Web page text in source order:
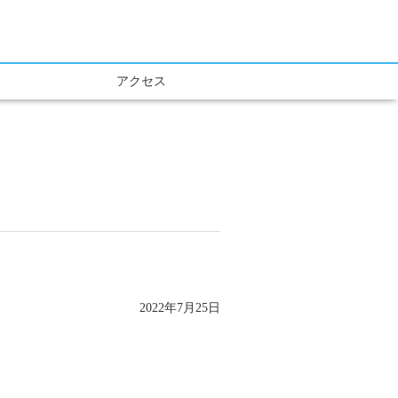
アクセス
2022年7月25日